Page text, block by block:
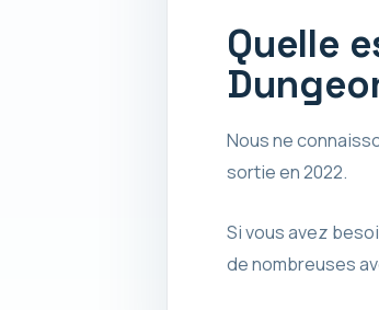
Quelle
Nous ne
sortie en 2022.
Si vous avez
de nombreuses